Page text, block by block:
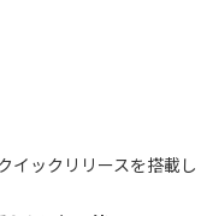
イックリリースを搭載し